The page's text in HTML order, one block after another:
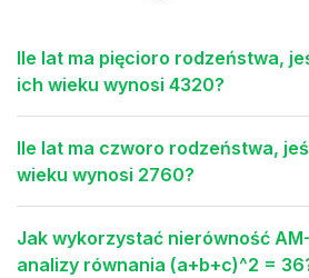
Ile lat ma pięcioro rodzeństwa,
ich wieku wynosi 4320?
Ile lat ma czworo rodzeństwa,
wieku wynosi 2760?
Jak wykorzystać nierówność
analizy równania (a+b+c)^2 =